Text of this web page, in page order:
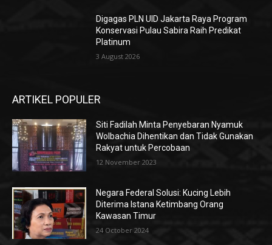
Digagas PLN UID Jakarta Raya Program
Konservasi Pulau Sabira Raih Predikat
Platinum
3 August 2026
ARTIKEL POPULER
Siti Fadilah Minta Penyebaran Nyamuk
Wolbachia Dihentikan dan Tidak Gunakan
Rakyat untuk Percobaan
12 November 2023
Negara Federal Solusi: Kucing Lebih
Diterima Istana Ketimbang Orang
Kawasan Timur
24 October 2024